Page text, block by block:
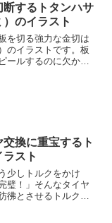
するトタンハサ
）のイラスト
を切る強力な金切は
のイラストです。板
ールするのに欠かせ
換に重宝するト
スト
少しトルクをかけ
璧！」そんなタイヤ
彿とさせるトルクレ